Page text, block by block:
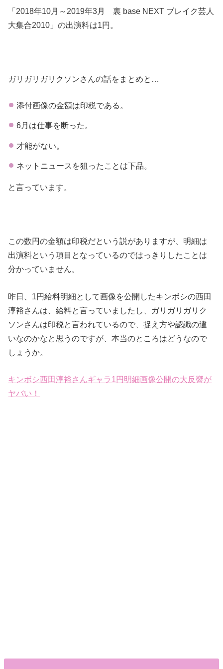
「2018年10月～2019年3月 裏 base NEXT ブレイク芸人
大集合2010」の出演料は1円。
ガリガリガリクソンさんの話をまとめと…
添付画像の金額は印税である。
6月は仕事を断った。
才能がない。
ネットニュースを狙ったことは下品。
と言っています。
この数円の金額は印税だという説がありますが、明細は
出演料という項目となっているのではっきりしたことは
分かっていません。
昨日、1円給料明細として画像を公開したキンボシの西田
淳裕さんは、給料と言っていましたし、ガリガリガリク
ソンさんは印税と言われているので、捉え方や認識の違
いなのかなと思うのですが、本当のところはどうなので
しょうか。
キンボシ西田淳裕さんギャラ1円明細画像公開の大反響が
ヤバい！